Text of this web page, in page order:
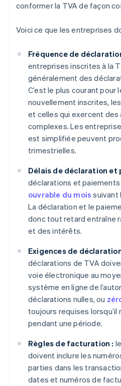
conformer la TVA de façon
Voici ce que les entreprises
Fréquence de
entreprises inscrites à la
généralement des
C’est le plus courant pour
nouvellement inscrites,
et celles qui exercent des
complexes. Les
est simplifiée peuvent
trimestrielles.
Délais de déclaration et
déclarations et
ouvrable du mois suivant
La déclaration et le
donc tout retard entraîne
et des intérêts.
Exigences de
déclarations de TVA
voie électronique au
système en ligne de
déclarations nulles, ou
toujours requises lorsqu’il
pendant une période.
Règles de facturation :
doivent inclure les
parties dans les
dates et numéros de